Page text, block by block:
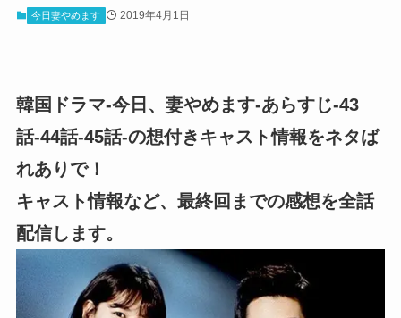
今日妻やめます 2019年4月1日
韓国ドラマ-今日、妻やめます-あらすじ-43
話-44話-45話-の想付きキャスト情報をネタば
れありで！
キャスト情報など、最終回までの感想を全話
配信します。